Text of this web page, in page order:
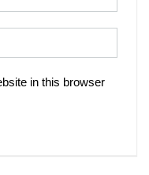
in this browser